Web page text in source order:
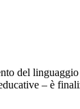
del
– è